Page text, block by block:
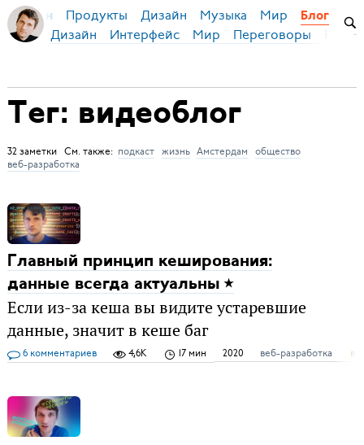
Бирман Продукты Дизайн Музыка Мир Блог
Дизайн Интерфейс Мир Переговоры
Тег: видеоблог
32 заметки См. также: подкаст жизнь Амстердам
общество
веб-разработка
Главный принцип кеширования:
данные всегда актуальны
Если из-за кеша вы видите устаревшие
данные, значит в кеше баг
6 комментариев 4,6K 17 мин 2020 веб-разработка